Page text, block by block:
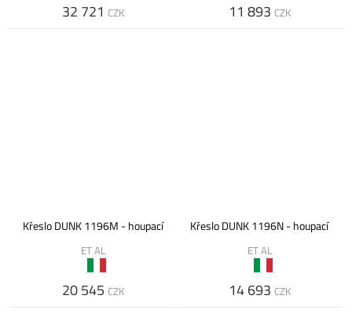
32 721 CZK 11 893 CZK
Křeslo DUNK 1196M - houpací
ET AL
20 545 CZK
Křeslo DUNK 1196N - houpací
ET AL
14 693 CZK